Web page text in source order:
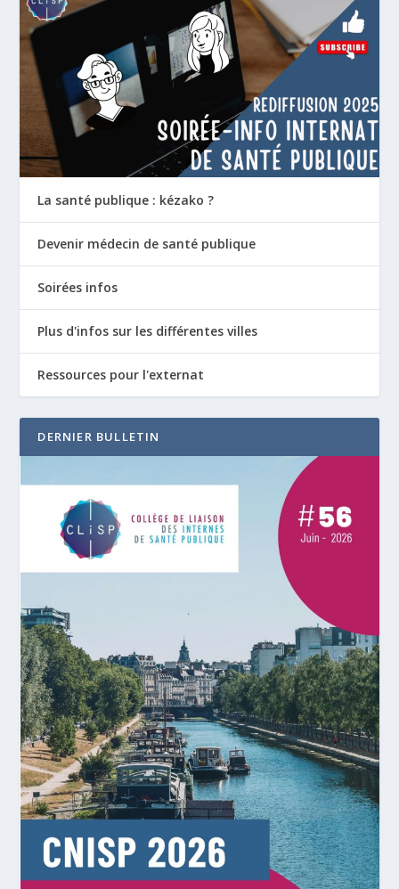
La santé publique : kézako ?
Devenir médecin de santé publique
Soirées infos
Plus d'infos sur les différentes villes
Ressources pour l'externat
DERNIER BULLETIN